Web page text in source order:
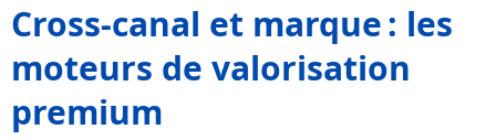
Cross-canal et marque : les
moteurs de valorisation
premium